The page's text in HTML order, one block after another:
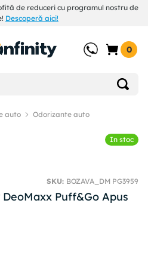
de reduceri cu programul nostru de
Descoperă aici!
0
auto Odorizante auto
In stoc
SKU: BOZAVA_DM PG3959
Puff&Go Apus